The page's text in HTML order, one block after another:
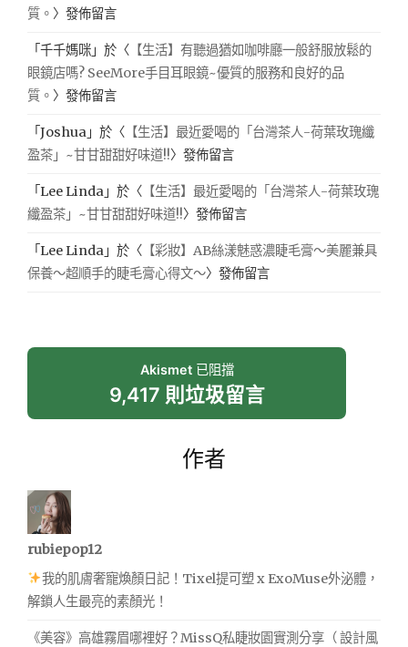
質。 〉發佈留言
「千千媽咪 」於〈 【生活】有聽過猶如咖啡廳一般舒服放鬆的
眼鏡店嗎? SeeMore手目耳眼鏡~優質的服務和良好的品
質。 〉發佈留言
「Joshua 」於〈 【生活】最近愛喝的「台灣茶人-荷葉玫瑰纖
盈茶」~甘甘甜甜好味道!!〉發佈留言
「Lee Linda 」於〈 【生活】最近愛喝的「台灣茶人-荷葉玫瑰
纖盈茶」~甘甘甜甜好味道!!〉發佈留言
「Lee Linda 」於〈 【彩妝】AB絲漾魅惑濃睫毛膏～美麗兼具
保養～超順手的睫毛膏心得文～〉發佈留言
Akismet已阻擋
9,417 則垃圾留言
作者
rubiepop12
我的肌膚奢寵煥顏日記！Tixel提可塑 x ExoMuse外泌體，
解鎖人生最亮的素顏光！
《美容》高雄霧眉哪裡好？MissQ私睫妝園實測分享（ 設計風